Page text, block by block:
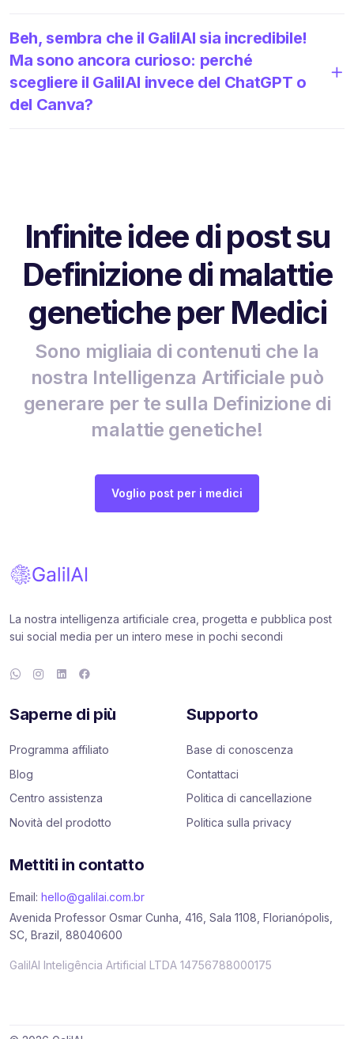
Beh, sembra che il GalilAI sia incredibile!
Ma sono ancora curioso: perché
scegliere il GalilAI invece del ChatGPT o
del Canva?
Infinite idee di post su
Definizione di malattie
genetiche per Medici
Sono migliaia di contenuti che la
nostra Intelligenza Artificiale può
generare per te sulla Definizione di
malattie genetiche!
Voglio post per i medici
La nostra intelligenza artificiale crea, progetta e pubblica post
sui social media per un intero mese in pochi secondi
Saperne di più
Programma affiliato
Blog
Centro assistenza
Novità del prodotto
Supporto
Base di conoscenza
Contattaci
Politica di cancellazione
Politica sulla privacy
Mettiti in contatto
Email: hello@galilai.com.br
Avenida Professor Osmar Cunha, 416, Sala 1108, Florianópolis,
SC, Brazil, 88040600
GalilAI Inteligência Artificial LTDA 14756788000175